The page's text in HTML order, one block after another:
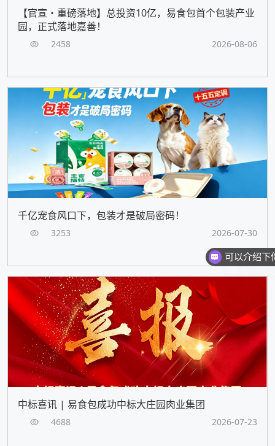
【官宣・重磅落地】总投资10亿，易食包首个包装产业
园，正式落地嘉善！
2458 2026-08-06
千亿宠食风口下，包装才是破局密码！
3253 2026-07-30
中标喜讯 | 易食包成功中标大庄园肉业集团
4688 2026-07-23
你们是